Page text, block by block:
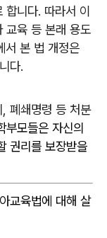
합니다. 따라서 이
교육 등 본래 용도
서 본 법 개정은
다.
폐쇄명령 등 처분
부모들은 자신의
권리를 보장받을
교육법에 대해 살